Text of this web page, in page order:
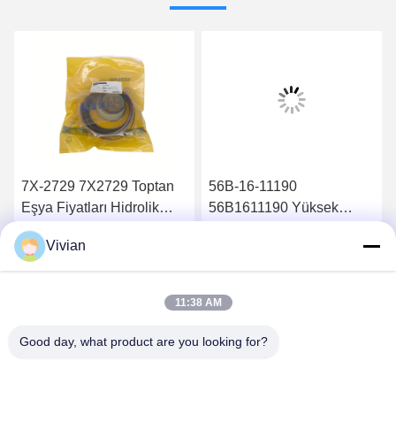
7X-2729 7X2729 Toptan
Eşya Fiyatları Hidrolik
Silindir Conta Takımı
826BEn İyi Fiyatı Alın
56B-16-11190
56B1611190 Yüksek
HM400-2 HM350-2
Vivian
11:38 AM
Good day, what product are you looking for?